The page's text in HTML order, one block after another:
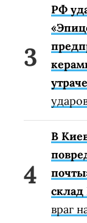
РФ
В
склад
враг